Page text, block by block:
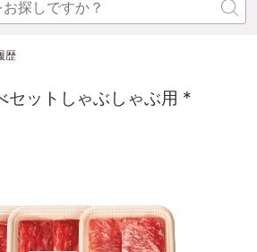
歴
ットしゃぶしゃぶ用 *